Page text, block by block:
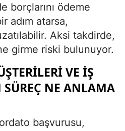
borçlarını ödeme
adım atarsa,
Aksi takdirde,
girme riski bulunuyor.
VE İŞ
NE ANLAMA
başvurusu,